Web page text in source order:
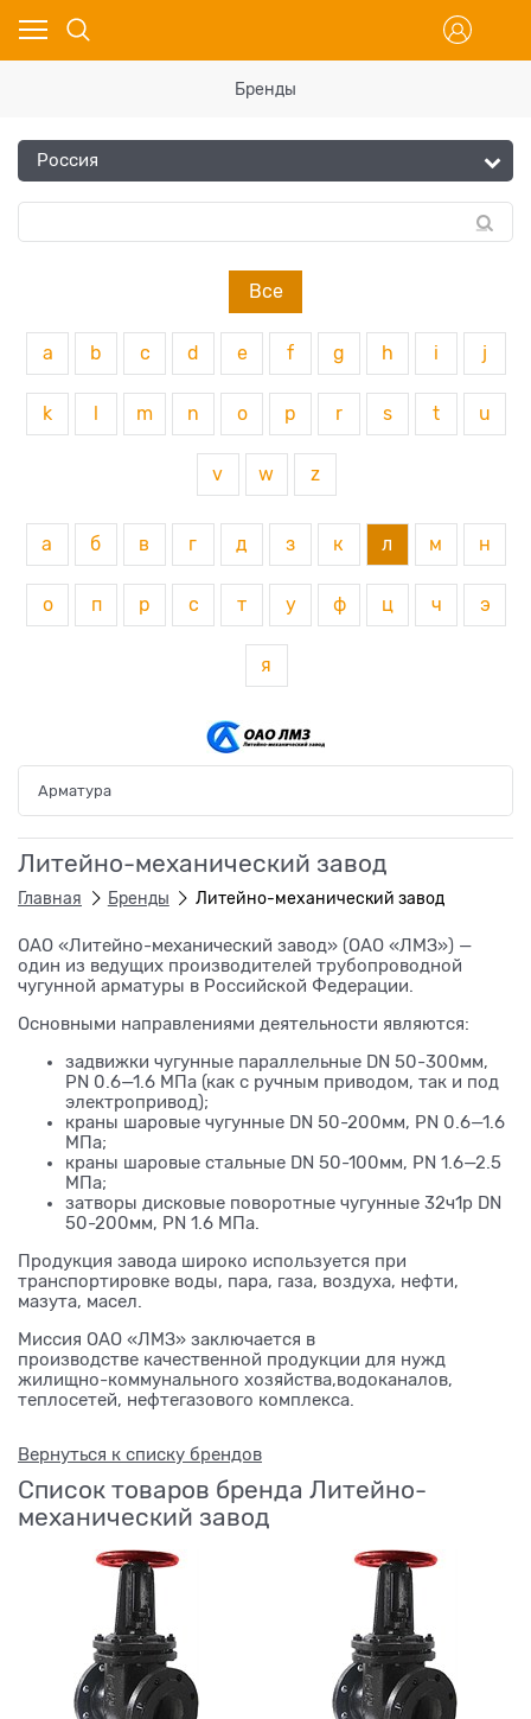
Бренды
Все
a b c d e f g h i j
k m n o p r s t u
v w z
а б в г д з к л м н
о п р с т у ф ц ч э
я
Арматура
Литейно-механический завод
Главная Бренды Литейно-механический завод
ОАО «Литейно-механический завод» (ОАО «ЛМЗ») —
один из ведущих производителей трубопроводной
чугунной арматуры в Российской Федерации.
Основными направлениями деятельности являются:
задвижки чугунные параллельные DN 50-300мм,
PN 0.6—1.6 МПа (как с ручным приводом, так и под
электропривод);
краны шаровые чугунные DN 50-200мм, PN 0.6—1.6
МПа;
краны шаровые стальные DN 50-100мм, PN 1.6—2.5
МПа;
затворы дисковые поворотные чугунные 32ч1р DN
50-200мм, PN 1.6 МПа.
Продукция завода широко используется при
транспортировке воды, пара, газа, воздуха, нефти,
мазута, масел.
Миссия ОАО «ЛМЗ» заключается в
производстве качественной продукции для нужд
жилищно-коммунального хозяйства,водоканалов,
теплосетей, нефтегазового комплекса.
Вернуться к списку брендов
Список товаров бренда Литейно-
механический завод